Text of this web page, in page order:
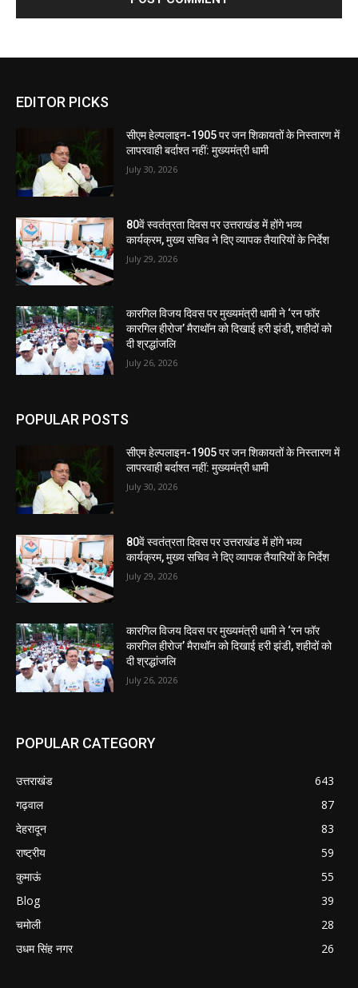
EDITOR PICKS
सीएम हेल्पलाइन-1905 पर जन शिकायतों के निस्तारण में
लापरवाही बर्दाश्त नहीं: मुख्यमंत्री धामी
July 30, 2026
80वें स्वतंत्रता दिवस पर उत्तराखंड में होंगे भव्य
कार्यक्रम, मुख्य सचिव ने दिए व्यापक तैयारियों के निर्देश
July 29, 2026
कारगिल विजय दिवस पर मुख्यमंत्री धामी ने ‘रन फॉर
कारगिल हीरोज’ मैराथॉन को दिखाई हरी झंडी, शहीदों को
दी श्रद्धांजलि
July 26, 2026
POPULAR POSTS
सीएम हेल्पलाइन-1905 पर जन शिकायतों के निस्तारण में
लापरवाही बर्दाश्त नहीं: मुख्यमंत्री धामी
July 30, 2026
80वें स्वतंत्रता दिवस पर उत्तराखंड में होंगे भव्य
कार्यक्रम, मुख्य सचिव ने दिए व्यापक तैयारियों के निर्देश
July 29, 2026
कारगिल विजय दिवस पर मुख्यमंत्री धामी ने ‘रन फॉर
कारगिल हीरोज’ मैराथॉन को दिखाई हरी झंडी, शहीदों को
दी श्रद्धांजलि
July 26, 2026
POPULAR CATEGORY
उत्तराखंड
643
गढ़वाल
87
देहरादून
83
राष्ट्रीय
59
कुमाऊं
55
Blog
39
चमोली
28
उधम सिंह नगर
26